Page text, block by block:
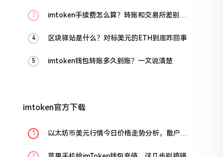
imtoken手续费怎么算？转账和交易所差别大
区块驿站是什么？对标美元的ETH到底咋回事
imtoken钱包转账多久到账？一文说清楚
imtoken官方下载
以太坊币美元行情今日价格走势分析，散户如